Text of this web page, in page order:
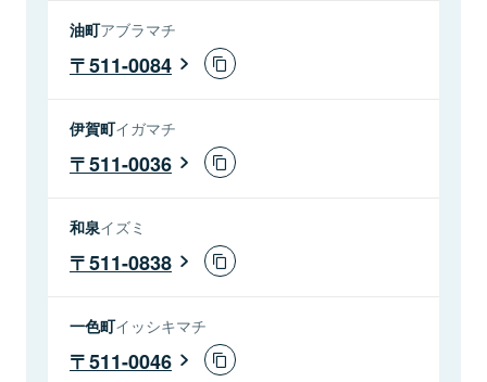
油町アブラマチ
511-0084
伊賀町イガマチ
511-0036
和泉イズミ
511-0838
一色町イッシキマチ
511-0046